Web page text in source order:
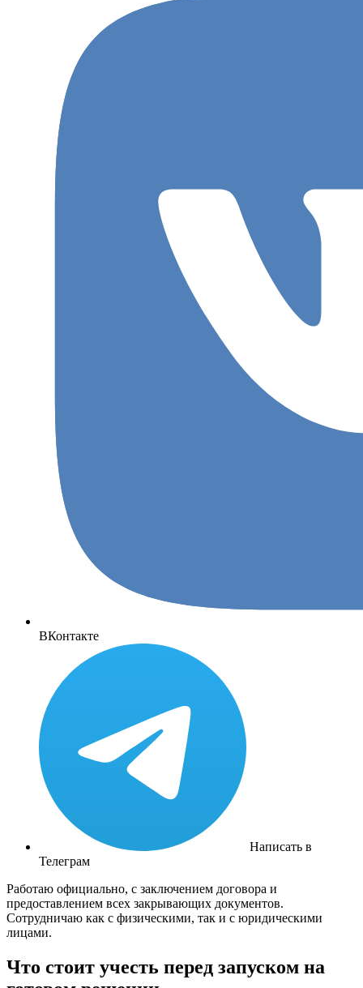
ВКонтакте
Написать в
Телеграм
Работаю официально, с заключением договора и
предоставлением всех закрывающих документов.
Сотрудничаю как с физическими, так и с юридическими
лицами.
Что стоит учесть перед запуском на